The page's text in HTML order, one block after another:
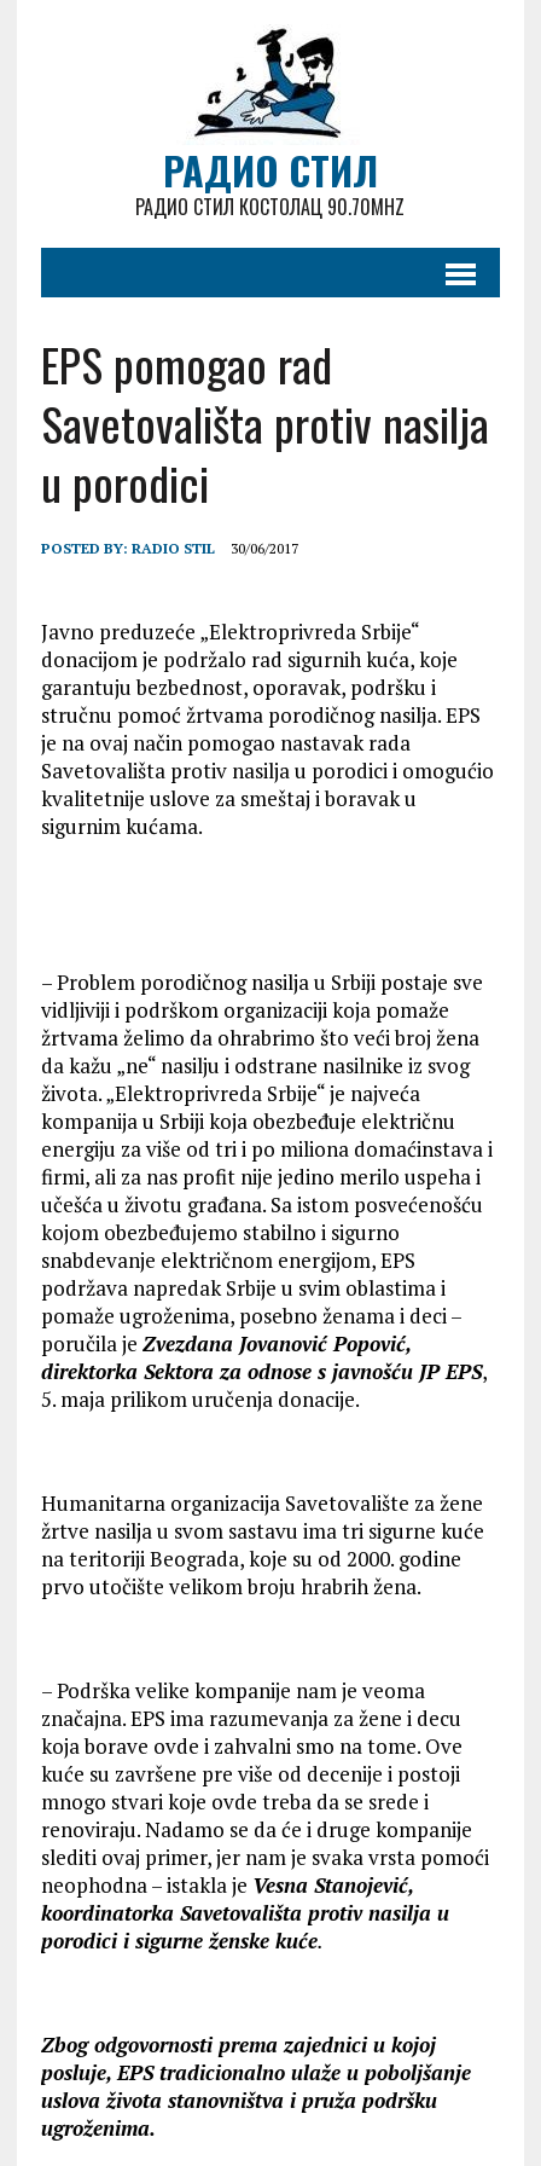
РАДИО СТИЛ
РАДИО СТИЛ КОСТОЛАЦ 90.70MHZ
EPS pomogao rad
Savetovališta protiv nasilja
u porodici
POSTED BY: RADIO STIL 30/06/2017
Javno preduzeće „Elektroprivreda Srbije“
donacijom je podržalo rad sigurnih kuća, koje
garantuju bezbednost, oporavak, podršku i
stručnu pomoć žrtvama porodičnog nasilja. EPS
je na ovaj način pomogao nastavak rada
Savetovališta protiv nasilja u porodici i omogućio
kvalitetnije uslove za smeštaj i boravak u
sigurnim kućama.
– Problem porodičnog nasilja u Srbiji postaje sve
vidljiviji i podrškom organizaciji koja pomaže
žrtvama želimo da ohrabrimo što veći broj žena
da kažu „ne“ nasilju i odstrane nasilnike iz svog
života. „Elektroprivreda Srbije“ je najveća
kompanija u Srbiji koja obezbeđuje električnu
energiju za više od tri i po miliona domaćinstava i
firmi, ali za nas profit nije jedino merilo uspeha i
učešća u životu građana. Sa istom posvećenošću
kojom obezbeđujemo stabilno i sigurno
snabdevanje električnom energijom, EPS
podržava napredak Srbije u svim oblastima i
pomaže ugroženima, posebno ženama i deci –
poručila je Zvezdana Jovanović Popović,
direktorka Sektora za odnose s javnošću JP EPS,
5. maja prilikom uručenja donacije.
Humanitarna organizacija Savetovalište za žene
žrtve nasilja u svom sastavu ima tri sigurne kuće
na teritoriji Beograda, koje su od 2000. godine
prvo utočište velikom broju hrabrih žena.
– Podrška velike kompanije nam je veoma
značajna. EPS ima razumevanja za žene i decu
koja borave ovde i zahvalni smo na tome. Ove
kuće su završene pre više od decenije i postoji
mnogo stvari koje ovde treba da se srede i
renoviraju. Nadamo se da će i druge kompanije
slediti ovaj primer, jer nam je svaka vrsta pomoći
neophodna – istakla je Vesna Stanojević,
koordinatorka Savetovališta protiv nasilja u
porodici i sigurne ženske kuće.
Zbog odgovornosti prema zajednici u kojoj
posluje, EPS tradicionalno ulaže u poboljšanje
uslova života stanovništva i pruža podršku
ugroženima.